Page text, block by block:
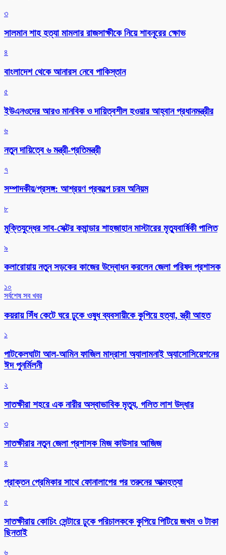
৩
সালমান শাহ হত্যা মামলার রাজসাক্ষীকে নিয়ে শাবনূরের ক্ষোভ
৪
বাংলাদেশ থেকে আনারস নেবে পাকিস্তান
৫
ইউএনওদের আরও মানবিক ও দায়িত্বশীল হওয়ার আহ্বান প্রধানমন্ত্রীর
৬
নতুন দায়িত্বে ৬ মন্ত্রী-প্রতিমন্ত্রী
৭
সম্পাদকীয়/প্রসঙ্গ: আশ্রয়ণ প্রকল্পে চরম অনিয়ম
৮
মুক্তিযুদ্ধের সাব-সেক্টর কমান্ডার শাহজাহান মাস্টারের মৃত্যুবার্ষিকী পালিত
৯
কলারোয়ায় নতুন সড়কের কাজের উদ্বোধন করলেন জেলা পরিষদ প্রশাসক
১০
সর্বশেষ সব খবর
কয়রায় সিঁধ কেটে ঘরে ঢুকে ওষুধ ব্যবসায়ীকে কুপিয়ে হত্যা, স্ত্রী আহত
১
পাটকেলঘাটা আল-আমিন ফাজিল মাদ্রাসা অ্যালামনাই অ্যাসোসিয়েশনের
ঈদ পুনর্মিলনী
২
সাতক্ষীরা শহরে এক নারীর অস্বাভাবিক মৃত্যু, গলিত লাশ উদ্ধার
৩
সাতক্ষীরার নতুন জেলা প্রশাসক মিজ কাউসার আজিজ
৪
প্রাক্তন প্রেমিকার সাথে ফোনালাপের পর তরুনের আত্মহত্যা
৫
সাতক্ষীরায় কোচিং সেন্টারে ঢুকে পরিচালককে কুপিয়ে পিটিয়ে জখম ও টাকা
ছিনতাই
৬